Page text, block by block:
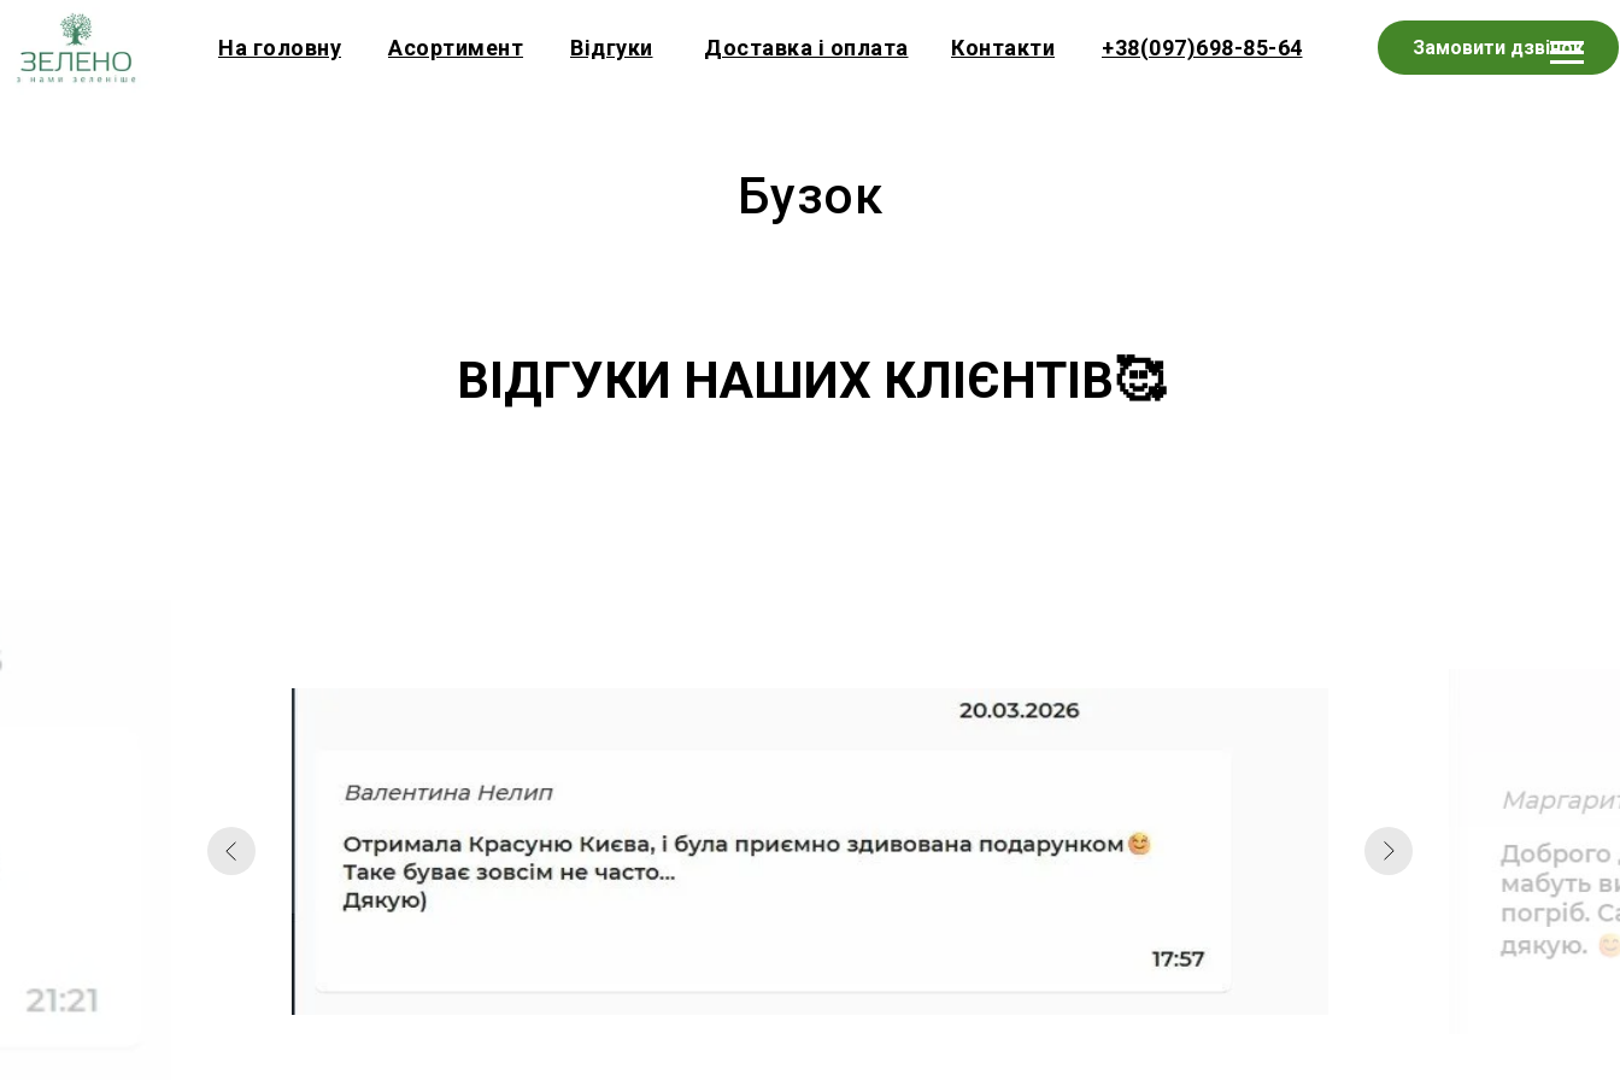
Замовити дзвінок
+38(097)698-85-64
Доставка і оплата
Відгуки
Асортимент Контакти
На головну
Бузок
ВІДГУКИ НАШИХ КЛІЄНТІВ🥰